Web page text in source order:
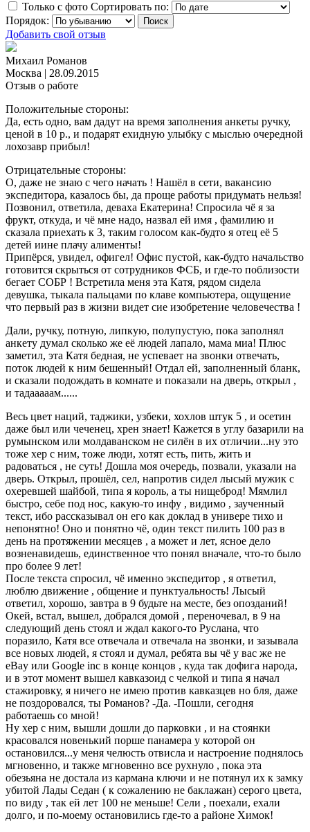
Только с фото Сортировать по:
Порядок:
Добавить свой отзыв
Михаил Романов
Москва | 28.09.2015
Отзыв о работе
Положительные стороны:
Да, есть одно, вам дадут на время заполнения анкеты ручку,
ценой в 10 р., и подарят ехидную улыбку с мыслью очередной
лохозавр прибыл!
Отрицательные стороны:
О, даже не знаю с чего начать ! Нашёл в сети, вакансию
экспедитора, казалось бы, да проще работы придумать нельзя!
Позвонил, ответила, деваха Екатерина! Спросила чё я за
фрукт, откуда, и чё мне надо, назвал ей имя , фамилию и
сказала приехать к 3, таким голосом как-будто я отец её 5
детей иине плачу алименты!
Припёрся, увидел, офигел! Офис пустой, как-будто начальство
готовится скрыться от сотрудников ФСБ, и где-то поблизости
бегает СОБР ! Встретила меня эта Катя, рядом сидела
девушка, тыкала пальцами по клаве компьютера, ощущение
что первый раз в жизни видет сие изобретение человечества !
Дали, ручку, потную, липкую, полупустую, пока заполнял
анкету думал сколько же её людей лапало, мама миа! Плюс
заметил, эта Катя бедная, не успевает на звонки отвечать,
поток людей к ним бешенный! Отдал ей, заполненный бланк,
и сказали подождать в комнате и показали на дверь, открыл ,
и тадааааам......
Весь цвет наций, таджики, узбеки, хохлов штук 5 , и осетин
даже был или чеченец, хрен знает! Кажется в углу базарили на
румынском или молдаванском не силён в их отличии...ну это
тоже хер с ним, тоже люди, хотят есть, пить, жить и
радоваться , не суть! Дошла моя очередь, позвали, указали на
дверь. Открыл, прошёл, сел, напротив сидел лысый мужик с
охеревшей шайбой, типа я король, а ты нищеброд! Мямлил
быстро, себе под нос, какую-то инфу , видимо , заученный
текст, ибо рассказывал он его как доклад в универе тихо и
непонятно! Оно и понятно чё, один текст пилить 100 раз в
день на протяжении месяцев , а может и лет, ясное дело
возненавидешь, единственное что понял вначале, что-то было
про более 9 лет!
После текста спросил, чё именно экспедитор , я ответил,
люблю движение , общение и пунктуальность! Лысый
ответил, хорошо, завтра в 9 будьте на месте, без опозданий!
Окей, встал, вышел, добрался домой , переночевал, в 9 на
следующий день стоял и ждал какого-то Руслана, что
поразило, Катя все отвечала и отвечала на звонки, и зазывала
все новых людей, я стоял и думал, ребята вы чё у вас же не
eBay или Google inc в конце концов , куда так дофига народа,
и в этот момент вышел кавказоид с челкой и типа я начал
стажировку, я ничего не имею против кавказцев но бля, даже
не поздоровался, ты Романов? -Да. -Пошли, сегодня
работаешь со мной!
Ну хер с ним, вышли дошли до парковки , и на стоянки
красовался новенький порше панамера у которой он
остановился...у меня челюсть отвисла и настроение поднялось
мгновенно, и также мгновенно все рухнуло , пока эта
обезьяна не достала из кармана ключи и не потянул их к замку
убитой Лады Седан ( к сожалению не баклажан) серого цвета,
по виду , так ей лет 100 не меньше! Сели , поехали, ехали
долго, и по-моему остановились где-то а районе Химок!